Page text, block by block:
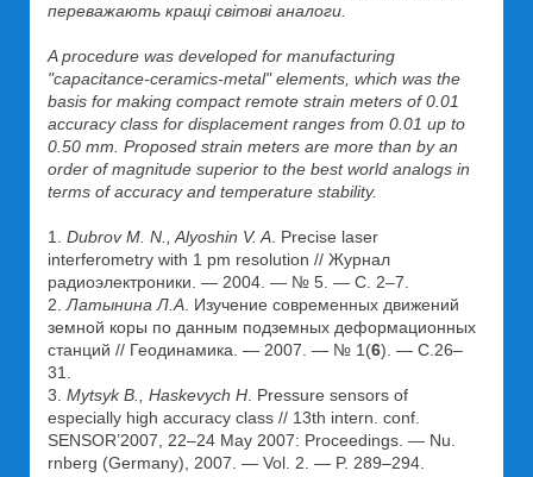
переважають кращі світові аналоги.
A procedure was developed for manufacturing
"capacitance-ceramics-metal" elements, which was the
basis for making compact remote strain meters of 0.01
accuracy class for displacement ranges from 0.01 up to
0.50 mm. Proposed strain meters are more than by an
order of magnitude superior to the best world analogs in
terms of accuracy and temperature stability.
1. Dubrov M. N., Alyoshin V. A . Precise laser
interferometry with 1 pm resolution // Журнал
радиоэлектроники. — 2004. — № 5. — С. 2–7.
2. Латынина Л.А . Изучение современных движений
земной коры по данным подземных деформационных
станций // Геодинамика. — 2007. — № 1(6). — С.26–
31.
3. Mytsyk B., Haskevych H . Pressure sensors of
especially high accuracy class // 13th intern. conf.
SENSOR’2007, 22–24 May 2007: Proceedings. — Nu.
rnberg (Germany), 2007. — Vol. 2. — P. 289–294.